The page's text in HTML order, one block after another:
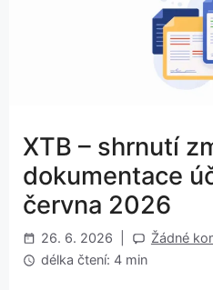
XTB – shrnutí
dokumentace
června 2026
26. 6. 2026 Žádné
délka čtení: 4 min